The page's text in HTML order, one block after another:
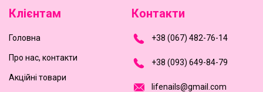
Клієнтам
Головна
Про нас, контакти
Акційні товари
Контакти
+38 (067) 482-76-14
+38 (093) 649-84-79
ifenai s@gmai com